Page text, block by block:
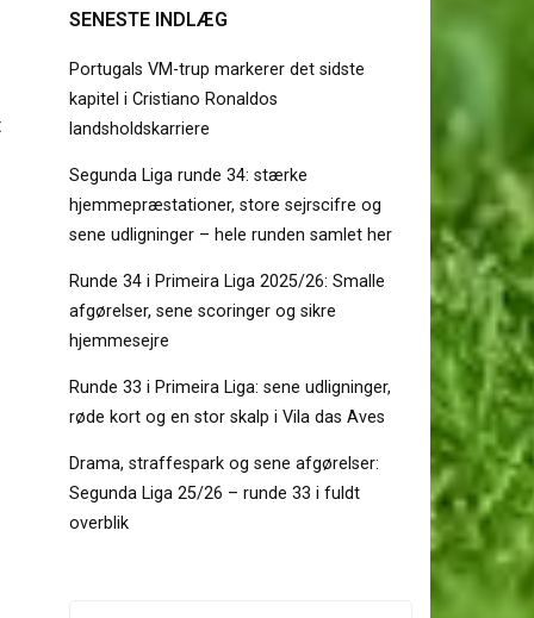
SENESTE INDLÆG
Portugals VM-trup markerer det sidste
kapitel i Cristiano Ronaldos
landsholdskarriere
Segunda Liga runde 34: stærke
hjemmepræstationer, store sejrscifre og
sene udligninger – hele runden samlet her
Runde 34 i Primeira Liga 2025/26: Smalle
afgørelser, sene scoringer og sikre
hjemmesejre
Runde 33 i Primeira Liga: sene udligninger,
røde kort og en stor skalp i Vila das Aves
Drama, straffespark og sene afgørelser:
Segunda Liga 25/26 – runde 33 i fuldt
overblik